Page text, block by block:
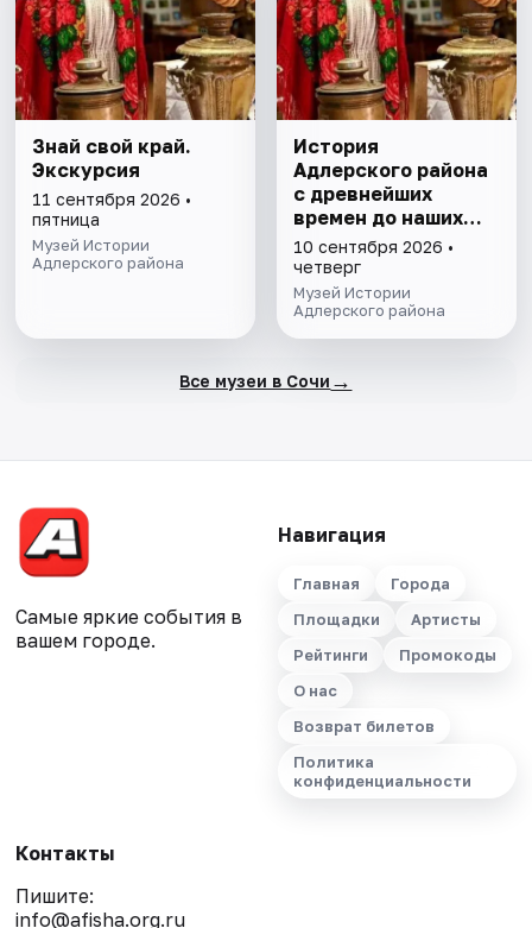
Знай свой край.
Экскурсия
11 сентября 2026 •
пятница
Музей Истории
Адлерского района
История
Адлерского района
с древнейших
времен до наших
дней
10 сентября 2026 •
четверг
Музей Истории
Адлерского района
Все музеи в Сочи →
Самые яркие события в
вашем городе.
Навигация
Главная
Города
Площадки
Артисты
Рейтинги
Промокоды
О нас
Возврат билетов
Политика
конфиденциальности
Контакты
Пишите:
info@afisha.org.ru